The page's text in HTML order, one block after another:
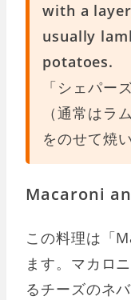
with a
usually
potatoes.
「シェパー
（通常はラ
をのせて焼
Macaroni
この料理は「
ます。マカロ
るチーズのネ